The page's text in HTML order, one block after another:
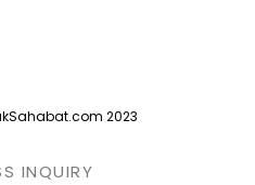
2023
INQUIRY